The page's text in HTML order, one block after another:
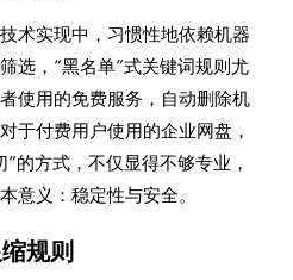
术实现中，习惯性地依赖机器
选，“黑名单”式关键词规则尤
使用的免费服务，自动删除机
于付费用户使用的企业网盘，
的方式，不仅显得不够专业，
意义：稳定性与安全。
规则